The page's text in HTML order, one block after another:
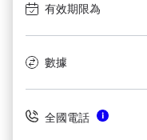
有效期限為
數據
全國電話